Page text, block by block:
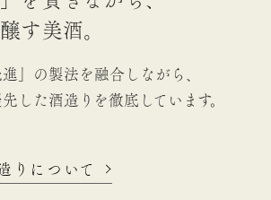
す美酒。
進」の製法を融合しながら、
した酒造りを徹底しています。
りについて